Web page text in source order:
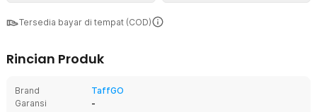
Tersedia bayar di tempat (COD)
Rincian Produk
Brand
TaffGO
Garansi
-